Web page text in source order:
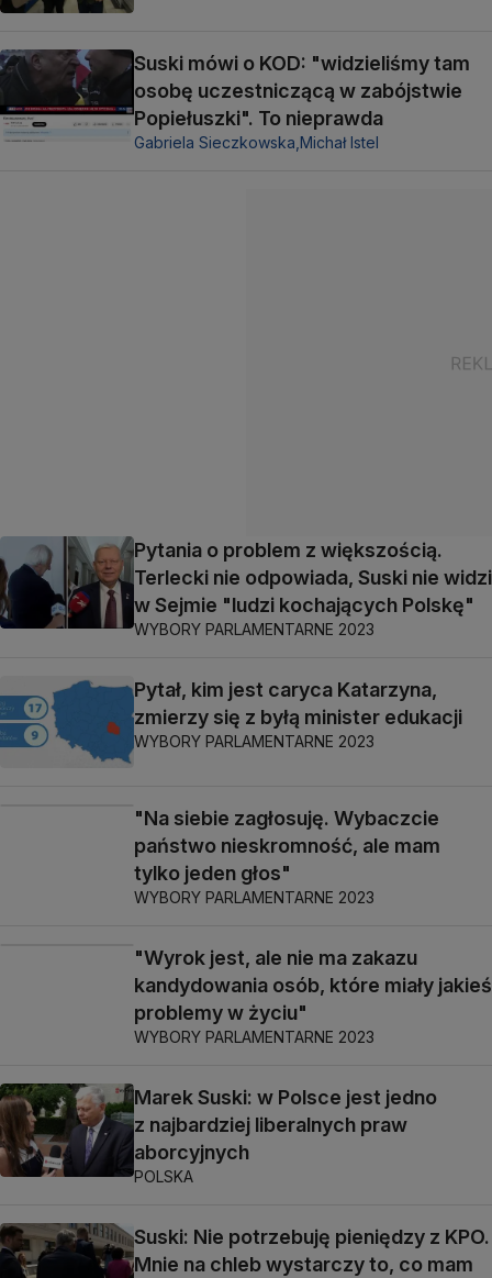
Suski mówi o KOD: "widzieliśmy tam
osobę uczestniczącą w zabójstwie
Popiełuszki". To nieprawda
Gabriela Sieczkowska, Michał Istel
Pytania o problem z większością.
Terlecki nie odpowiada, Suski nie widzi
w Sejmie "ludzi kochających Polskę"
WYBORY PARLAMENTARNE 2023
Pytał, kim jest caryca Katarzyna,
zmierzy się z byłą minister edukacji
WYBORY PARLAMENTARNE 2023
"Na siebie zagłosuję. Wybaczcie
państwo nieskromność, ale mam
tylko jeden głos"
WYBORY PARLAMENTARNE 2023
"Wyrok jest, ale nie ma zakazu
kandydowania osób, które miały jakieś
problemy w życiu"
WYBORY PARLAMENTARNE 2023
Marek Suski: w Polsce jest jedno
z najbardziej liberalnych praw
aborcyjnych
POLSKA
Suski: Nie potrzebuję pieniędzy z KPO.
Mnie na chleb wystarczy to, co mam